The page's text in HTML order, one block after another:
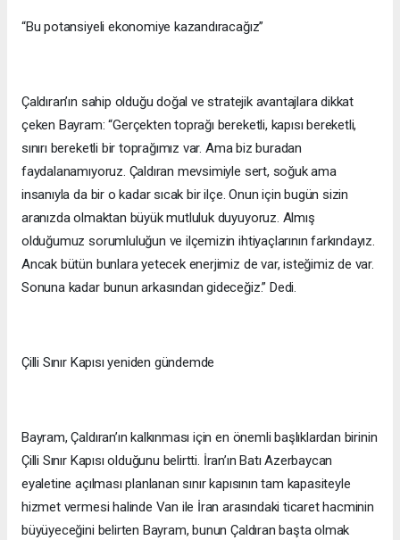
“Bu potansiyeli ekonomiye kazandıracağız”
Çaldıran’ın sahip olduğu doğal ve stratejik avantajlara dikkat
çeken Bayram: “Gerçekten toprağı bereketli, kapısı bereketli,
sınırı bereketli bir toprağımız var. Ama biz buradan
faydalanamıyoruz. Çaldıran mevsimiyle sert, soğuk ama
insanıyla da bir o kadar sıcak bir ilçe. Onun için bugün sizin
aranızda olmaktan büyük mutluluk duyuyoruz. Almış
olduğumuz sorumluluğun ve ilçemizin ihtiyaçlarının farkındayız.
Ancak bütün bunlara yetecek enerjimiz de var, isteğimiz de var.
Sonuna kadar bunun arkasından gideceğiz.” Dedi.
Çilli Sınır Kapısı yeniden gündemde
Bayram, Çaldıran’ın kalkınması için en önemli başlıklardan birinin
Çilli Sınır Kapısı olduğunu belirtti. İran’ın Batı Azerbaycan
eyaletine açılması planlanan sınır kapısının tam kapasiteyle
hizmet vermesi halinde Van ile İran arasındaki ticaret hacminin
büyüyeceğini belirten Bayram, bunun Çaldıran başta olmak